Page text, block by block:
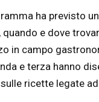
ha previsto
quando e dove
in campo
e terza hanno
ricette legate